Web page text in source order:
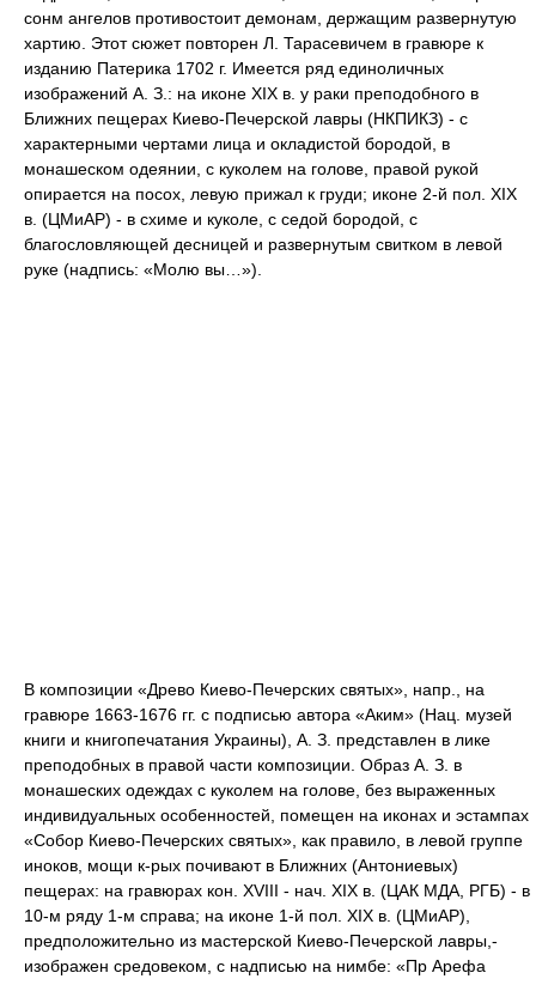
сонм ангелов противостоит демонам, держащим развернутую
хартию. Этот сюжет повторен Л. Тарасевичем в гравюре к
изданию Патерика 1702 г. Имеется ряд единоличных
изображений А. З.: на иконе XIX в. у раки преподобного в
Ближних пещерах Киево-Печерской лавры (НКПИКЗ) - с
характерными чертами лица и окладистой бородой, в
монашеском одеянии, с куколем на голове, правой рукой
опирается на посох, левую прижал к груди; иконе 2-й пол. XIX
в. (ЦМиАР) - в схиме и куколе, с седой бородой, с
благословляющей десницей и развернутым свитком в левой
руке (надпись: «Молю вы…»).
В композиции «Древо Киево-Печерских святых», напр., на
гравюре 1663-1676 гг. с подписью автора «Аким» (Нац. музей
книги и книгопечатания Украины), А. З. представлен в лике
преподобных в правой части композиции. Образ А. З. в
монашеских одеждах с куколем на голове, без выраженных
индивидуальных особенностей, помещен на иконах и эстампах
«Собор Киево-Печерских святых», как правило, в левой группе
иноков, мощи к-рых почивают в Ближних (Антониевых)
пещерах: на гравюрах кон. XVIII - нач. XIX в. (ЦАК МДА, РГБ) - в
10-м ряду 1-м справа; на иконе 1-й пол. XIX в. (ЦМиАР),
предположительно из мастерской Киево-Печерской лавры,-
изображен средовеком, с надписью на нимбе: «Пр Арефа